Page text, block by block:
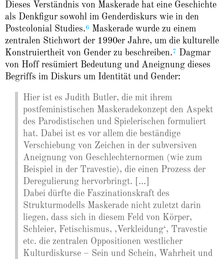
Dieses Verständnis von Maskerade hat eine Geschichte
als Denkfigur sowohl im Genderdiskurs wie in den
Postcolonial Studies.6 Maskerade wurde zu einem
zentralen Stichwort der 1990er Jahre, um die kulturelle
Konstruiertheit von Gender zu beschreiben.7 Dagmar
von Hoff resümiert Bedeutung und Aneignung dieses
Begriffs im Diskurs um Identität und Gender:
Hier ist es Judith Butler, die mit ihrem
postfeministischen Maskeradekonzept den Aspekt
des Parodistischen und Spielerischen formuliert
hat. Dabei ist es vor allem die beständige
Verschiebung von Zeichen in der subversiven
Aneignung von Geschlechternormen (wie zum
Beispiel in der Travestie), die einen Prozess der
Deregulierung hervorbringt. [...]
Dabei dürfte die Faszinationskraft des
Strukturmodells Maskerade nicht zuletzt darin
liegen, dass sich in diesem Feld von Körper,
Schleier, Fetischismus, ‚Verkleidung‘, Travestie
etc. die zentralen Oppositionen westlicher
Kulturdiskurse – Sein und Schein, Wahrheit und